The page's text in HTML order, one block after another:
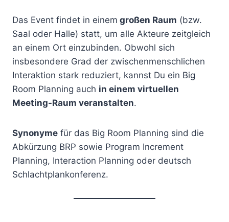
Das Event findet in einem großen Raum (bzw.
Saal oder Halle) statt, um alle Akteure zeitgleich
an einem Ort einzubinden. Obwohl sich
insbesondere Grad der zwischenmenschlichen
Interaktion stark reduziert, kannst Du ein Big
Room Planning auch in einem virtuellen
Meeting-Raum veranstalten.
Synonyme für das Big Room Planning sind die
Abkürzung BRP sowie Program Increment
Planning, Interaction Planning oder deutsch
Schlachtplankonferenz.